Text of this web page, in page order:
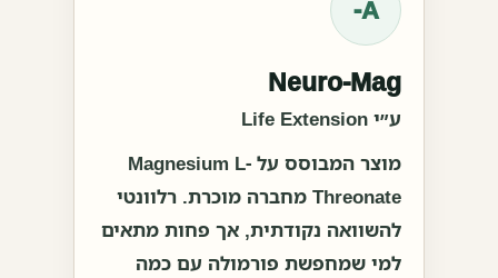
A-
Neuro-Mag
ע״י Life Extension
מוצר המבוסס על Magnesium L-
Threonate מחברה מוכרת. רלוונטי
להשוואה נקודתית, אך פחות מתאים
למי שמחפשת פורמולה עם כמה